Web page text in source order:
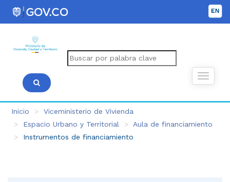
Inicio
Viceministerio de Vivienda
Espacio Urbano y Territorial
Aula de financiamiento
Instrumentos de financiamiento